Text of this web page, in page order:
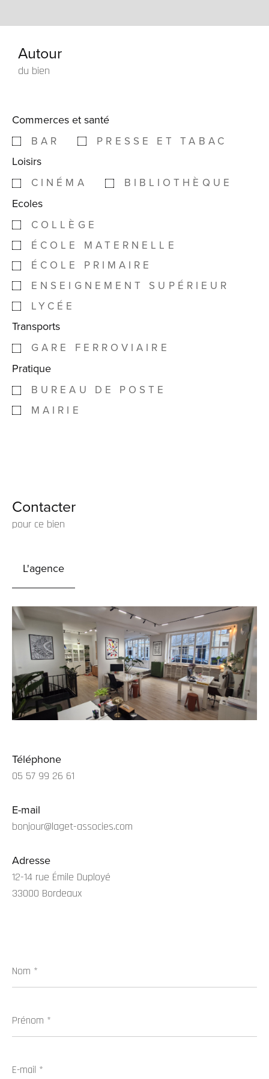
Autour
du bien
Commerces et santé
BAR PRESSE ET TABAC
Loisirs
CINÉMA BIBLIOTHÈQUE
Ecoles
COLLÈGE
ÉCOLE MATERNELLE
ÉCOLE PRIMAIRE
ENSEIGNEMENT SUPÉRIEUR
LYCÉE
Transports
GARE FERROVIAIRE
Pratique
BUREAU DE POSTE
MAIRIE
Contacter
pour ce bien
L'agence
Téléphone
05 57 99 26 61
E-mail
bonjour@laget-associes.com
Adresse
12-14 rue Émile Duployé
33000 Bordeaux
*
*
mail